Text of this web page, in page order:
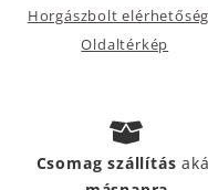
Horgászbolt
Oldaltérkép
Csomag szállítás